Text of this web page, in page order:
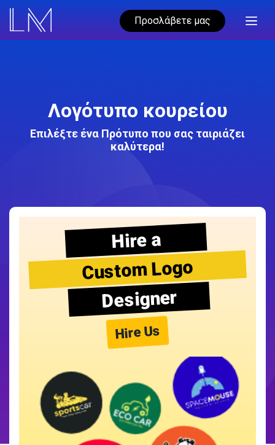
Προσλάβετε μας
Λογότυπο κουρείου
Επιλέξτε ένα Πρότυπο που σας ταιριάζει
καλύτερα!
Hire a
Custom Logo
Designer
Hire Us